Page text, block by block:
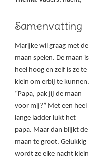
Samenvatting
Marijke wil graag met de
maan spelen. De maan is
heel hoog en zelf is ze te
klein om erbij te kunnen.
“Papa, pak jij de maan
voor mij?” Met een heel
lange ladder lukt het
papa. Maar dan blijkt de
maan te groot. Gelukkig
wordt ze elke nacht